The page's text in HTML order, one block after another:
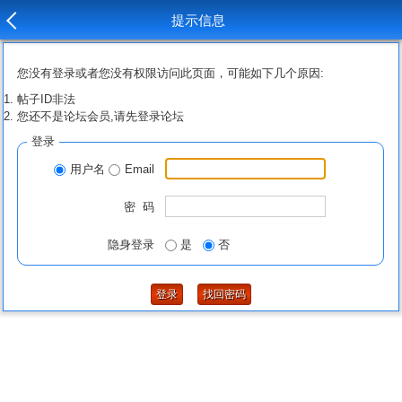
提示信息
您没有登录或者您没有权限访问此页面，可能如下几个原因:
帖子ID非法
您还不是论坛会员,请先登录论坛
登录
用户名 Email
密 码
隐身登录 是 否